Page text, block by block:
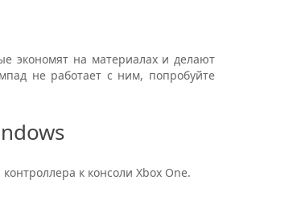
экономят на материалах и делают
не работает с ним, попробуйте
к консоли Xbox One.